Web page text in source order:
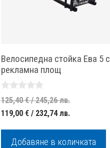
Велосипедна стойка Ева 5 с
рекламна площ
0
o
u
o
125,40€/ 245,26 лв.
125,40 €
119,00 €/ 232,74 лв.Текущата
е:
Добавяне в количката